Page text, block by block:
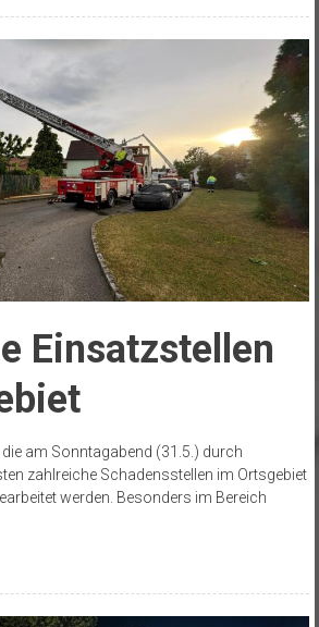
Einsatzstellen
die am Sonntagabend (31.5.) durch
zahlreiche Schadensstellen im Ortsgebiet
werden. Besonders im Bereich